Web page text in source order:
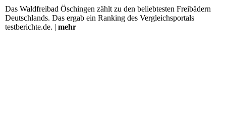
Das Waldfreibad Öschingen zählt zu den beliebtesten Freibädern
Deutschlands. Das ergab ein Ranking des Vergleichsportals
testberichte.de. | mehr